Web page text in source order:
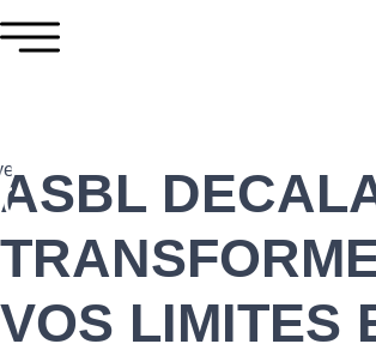
ASBL
VOS LIMITES